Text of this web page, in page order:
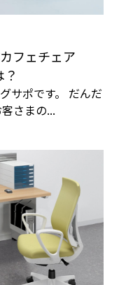
フェチェア
サポです。 だんだ
さまの...